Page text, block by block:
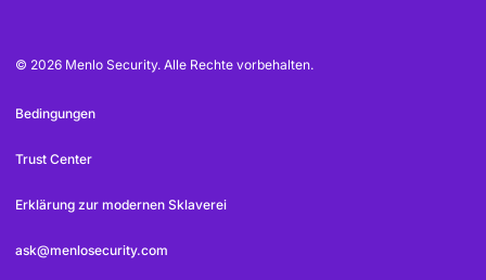
© 2026 Menlo Security. Alle Rechte vorbehalten.
Bedingungen
Trust Center
Erklärung zur modernen Sklaverei
ask@menlosecurity.com